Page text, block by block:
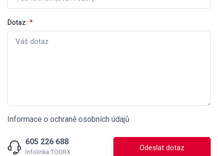
Dotaz: *
Informace o ochraně osobních údajů
605 226 688
Infolinka TOORX Odeslat dotaz